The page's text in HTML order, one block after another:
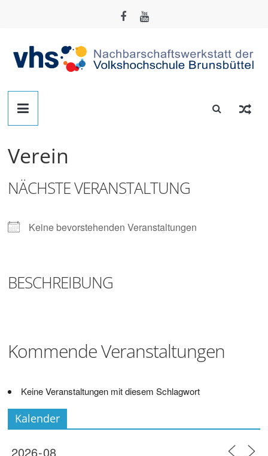
Nachbarschafts-
Werkstatt
Brunsbüttel
Der
zum
und
Verein
NÄCHSTE VERANSTALTUNG
Keine bevorstehenden Veranstaltungen
BESCHREIBUNG
Kommende Veranstaltungen
Keine Veranstaltungen mit diesem Schlagwort
Kalender